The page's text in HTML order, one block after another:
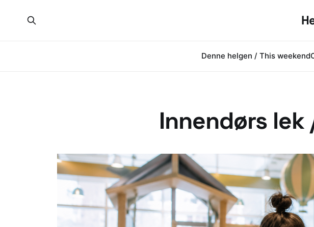
Denne helgen / This weekend
Innendørs lek